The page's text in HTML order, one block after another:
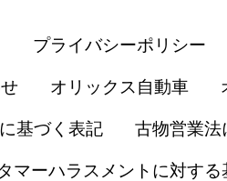
プライバシーポリシー
オリックス自動車
基づく表記 古物営業法
マーハラスメントに対する